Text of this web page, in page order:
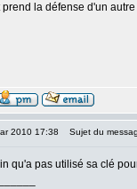
la défense d'un
2010 17:38 Sujet du
qu'a pas utilisé sa clé